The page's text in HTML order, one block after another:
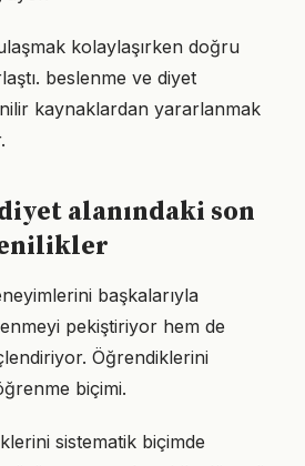
kolaylaşırken doğru
beslenme ve diyet
kaynaklardan yararlanmak
alanındaki son
başkalarıyla
pekiştiriyor hem de
Öğrendiklerini
biçimi.
sistematik biçimde